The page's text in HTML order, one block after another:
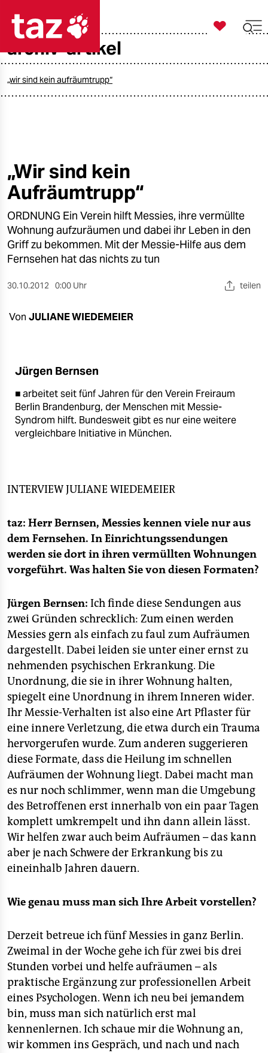
taz zahl ich
öko
gesellschaft
kultur
sport
wahrheit
verlag
veranstaltungen
shop
abo
genossenschaft
epaper login

taz zahl ich
archiv-artikel
„wir sind kein aufräumtrupp“
„Wir sind kein
Aufräumtrupp“
ORDNUNG Ein Verein hilft Messies, ihre vermüllte
Wohnung aufzuräumen und dabei ihr Leben in den
Griff zu bekommen. Mit der Messie-Hilfe aus dem
Fernsehen hat das nichts zu tun
30.10.2012 0:00 Uhr teilen
Von JULIANE WIEDEMEIER
Jürgen Bernsen
■ arbeitet seit fünf Jahren für den Verein Freiraum
Berlin Brandenburg, der Menschen mit Messie-
Syndrom hilft. Bundesweit gibt es nur eine weitere
vergleichbare Initiative in München.
INTERVIEWJULIANE WIEDEMEIER
taz: Herr Bernsen, Messies kennen viele nur aus
dem Fernsehen. In Einrichtungssendungen
werden sie dort in ihren vermüllten Wohnungen
vorgeführt. Was halten Sie von diesen Formaten?
Jürgen Bernsen: Ich finde diese Sendungen aus
zwei Gründen schrecklich: Zum einen werden
Messies gern als einfach zu faul zum Aufräumen
dargestellt. Dabei leiden sie unter einer ernst zu
nehmenden psychischen Erkrankung. Die
Unordnung, die sie in ihrer Wohnung halten,
spiegelt eine Unordnung in ihrem Inneren wider.
Ihr Messie-Verhalten ist also eine Art Pflaster für
eine innere Verletzung, die etwa durch ein Trauma
hervorgerufen wurde. Zum anderen suggerieren
diese Formate, dass die Heilung im schnellen
Aufräumen der Wohnung liegt. Dabei macht man
es nur noch schlimmer, wenn man die Umgebung
des Betroffenen erst innerhalb von ein paar Tagen
komplett umkrempelt und ihn dann allein lässt.
Wir helfen zwar auch beim Aufräumen – das kann
aber je nach Schwere der Erkrankung bis zu
eineinhalb Jahren dauern.
Wie genau muss man sich Ihre Arbeit vorstellen?
Derzeit betreue ich fünf Messies in ganz Berlin.
Zweimal in der Woche gehe ich für zwei bis drei
Stunden vorbei und helfe aufräumen – als
praktische Ergänzung zur professionellen Arbeit
eines Psychologen. Wenn ich neu bei jemandem
bin, muss man sich natürlich erst mal
kennenlernen. Ich schaue mir die Wohnung an,
wir kommen ins Gespräch, und nach und nach